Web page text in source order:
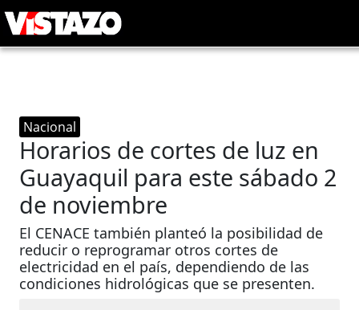
Nacional
Horarios de cortes de luz en
Guayaquil para este sábado 2
de noviembre
El CENACE también planteó la posibilidad de
reducir o reprogramar otros cortes de
electricidad en el país, dependiendo de las
condiciones hidrológicas que se presenten.